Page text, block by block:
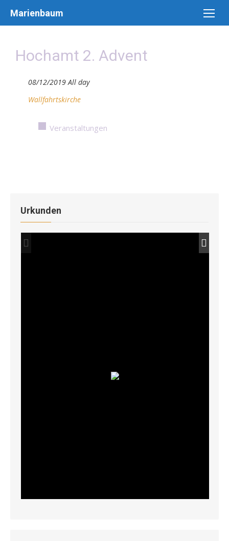
Marienbaum
Hochamt 2. Advent
08/12/2019 All day
Wallfahrtskirche
Veranstaltungen
Urkunden